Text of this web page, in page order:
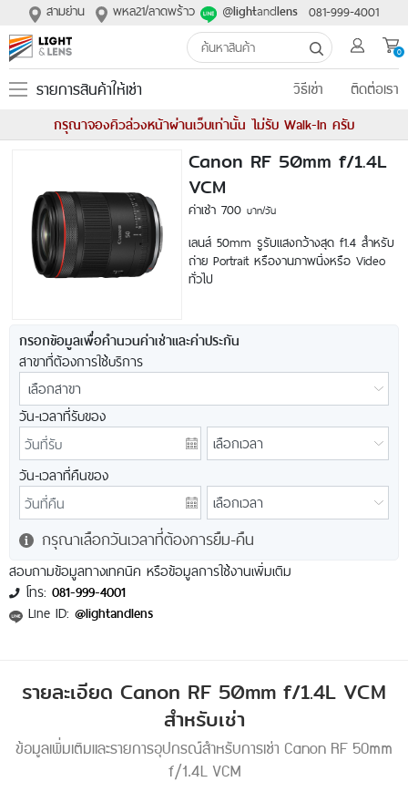
สามย่าน พหล21/ลาดพร้าว @lightandlens 081-999-4001
0
รายการสินค้าให้เช่า วิธีเช่า ติดต่อเรา
กรุณาจองคิวล่วงหน้าผ่านเว็บเท่านั้น ไม่รับ Walk-In ครับ
Canon RF 50mm f/1.4L
VCM
ค่าเช่า 700 บาท/วัน
เลนส์ 50mm รูรับแสงกว้างสุด f1.4 สำหรับ
ถ่าย Portrait หรืองานภาพนิ่งหรือ Video
ทั่วไป
กรอกข้อมูลเพื่อคำนวนค่าเช่าและค่าประกัน
สาขาที่ต้องการใช้บริการ
วัน-เวลาที่รับของ
วัน-เวลาที่คืนของ
กรุณาเลือกวันเวลาที่ต้องการยืม-คืน
สอบถามข้อมูลทางเทคนิค หรือข้อมูลการใช้งานเพิ่มเติม
โทร: 081-999-4001
Line ID: @lightandlens
รายละเอียด Canon RF 50mm f/1.4L VCM
สำหรับเช่า
ข้อมูลเพิ่มเติมและรายการอุปกรณ์สำหรับการเช่า Canon RF 50mm
f/1.4L VCM